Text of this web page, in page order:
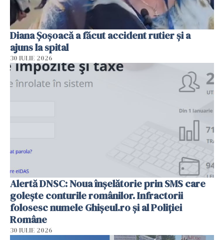
Diana Șoșoacă a făcut accident rutier și a
ajuns la spital
30 IULIE 2026
Alertă DNSC: Noua înșelătorie prin SMS care
golește conturile românilor. Infractorii
folosesc numele Ghișeul.ro și al Poliției
Române
30 IULIE 2026